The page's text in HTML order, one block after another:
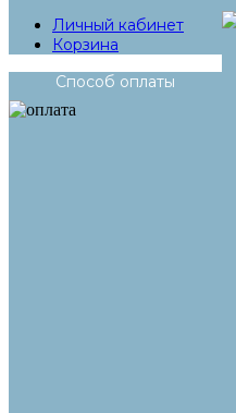
Личный кабинет
Корзина
Способ оплаты